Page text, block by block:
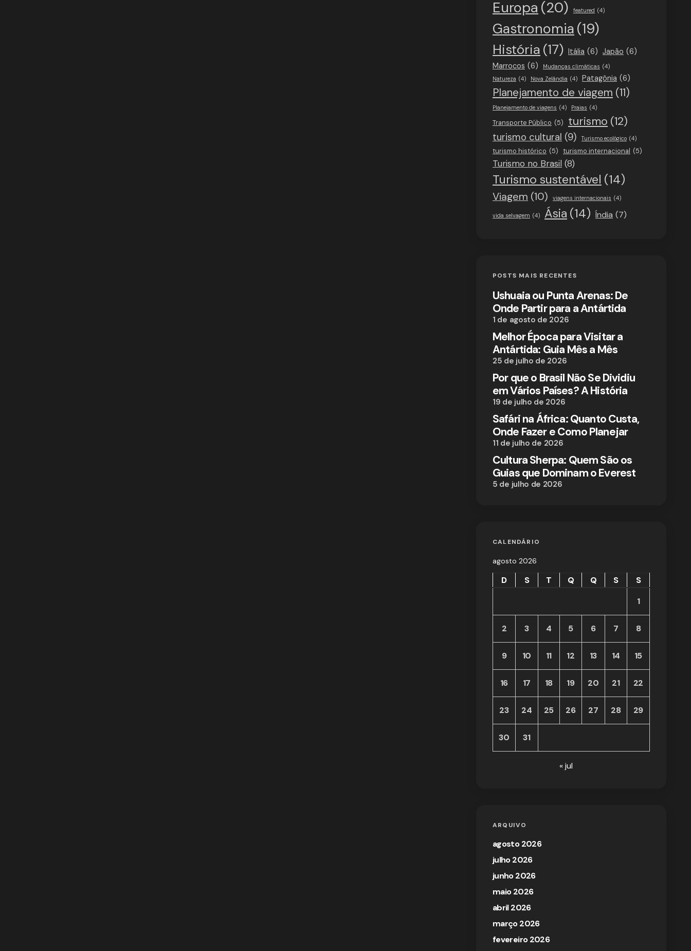
Europa (20) featured (4)
Gastronomia (19)
História (17) Itália (6) Japão (6)
Marrocos (6) Mudanças climáticas (4)
Natureza (4) Nova Zelândia (4) Patagônia (6)
Planejamento de viagem (11)
Planejamento de viagens (4) Praias (4)
Transporte Público (5) turismo (12)
turismo cultural (9) Turismo ecológico (4)
turismo histórico (5) turismo internacional (5)
Turismo no Brasil (8)
Turismo sustentável (14)
Viagem (10) viagens internacionais (4)
vida selvagem (4) Ásia (14) Índia (7)
POSTS MAIS RECENTES
Ushuaia ou Punta Arenas: De
Onde Partir para a Antártida
1 de agosto de 2026
Melhor Época para Visitar a
Antártida: Guia Mês a Mês
25 de julho de 2026
Por que o Brasil Não Se Dividiu
em Vários Países? A História
19 de julho de 2026
Safári na África: Quanto Custa,
Onde Fazer e Como Planejar
11 de julho de 2026
Cultura Sherpa: Quem São os
Guias que Dominam o Everest
5 de julho de 2026
CALENDÁRIO
agosto 2026
D S T Q Q S
S
1
2 3 4 5 6 7 8
9 10 11 12 13 14 15
16 17 18 19 20 21 22
23 24 25 26 27 28 29
30 31
« jul
ARQUIVO
agosto 2026
julho 2026
junho 2026
maio 2026
abril 2026
março 2026
fevereiro 2026